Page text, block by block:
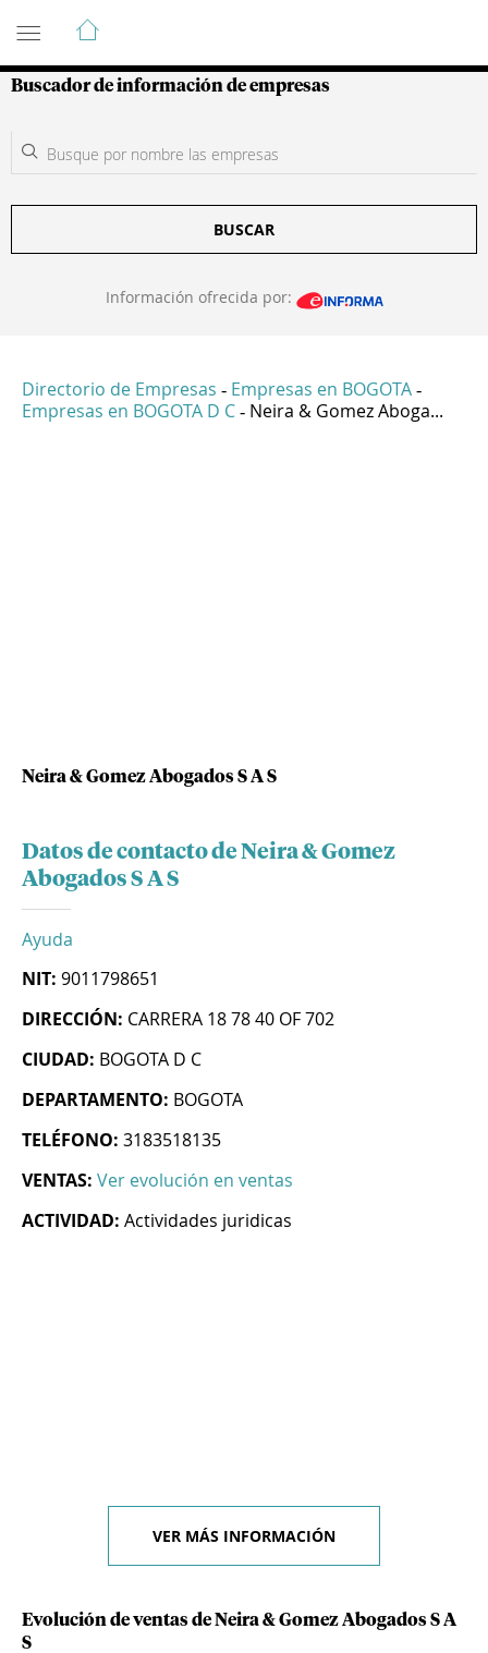
Guía de Empresas Colombianas
Buscador de información de empresas
BUSCAR
Información ofrecida por:
Directorio de Empresas - Empresas en BOGOTA -
Empresas en BOGOTA D C - Neira & Gomez Aboga...
Neira & Gomez Abogados S A S
Datos de contacto de Neira & Gomez
Abogados S A S
Ayuda
NIT: 9011798651
DIRECCIÓN: CARRERA 18 78 40 OF 702
CIUDAD: BOGOTA D C
DEPARTAMENTO: BOGOTA
TELÉFONO: 3183518135
VENTAS: Ver evolución en ventas
ACTIVIDAD: Actividades juridicas
VER MÁS INFORMACIÓN
Evolución de ventas de Neira & Gomez Abogados S A
S